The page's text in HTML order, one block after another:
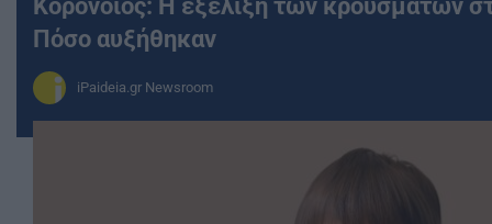
Πόσο αυξήθηκαν
iPaideia.gr Newsroom